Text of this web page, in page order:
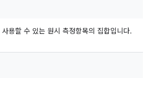
사용할 수 있는 원시 측정항목의 집합입니다.